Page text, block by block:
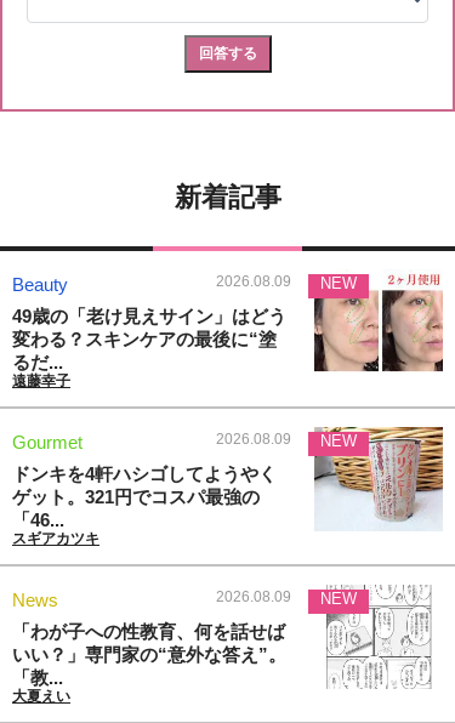
新着記事
Beauty 2026.08.09
49歳の「老け見えサイン」はどう
変わる？スキンケアの最後に“塗
るだ...
遠藤幸子
NEW
Gourmet 2026.08.09
ドンキを4軒ハシゴしてようやく
ゲット。321円でコスパ最強の
「46...
スギアカツキ
NEW
News 2026.08.09
「わが子への性教育、何を話せば
いい？」専門家の“意外な答え”。
「教...
大夏えい
NEW